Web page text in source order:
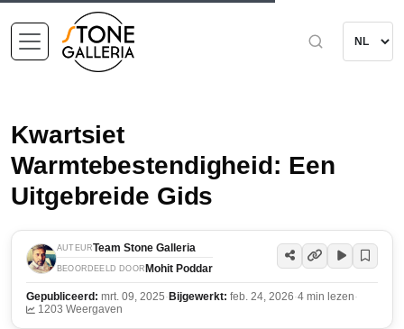
Kwartsiet
Warmtebestendigheid: Een
Uitgebreide Gids
AUTEURTeam Stone Galleria
BEOORDEELD DOOR Mohit Poddar
Gepubliceerd: mrt. 09, 2025· Bijgewerkt: feb. 24, 2026·4 min lezen·
1203 Weergaven